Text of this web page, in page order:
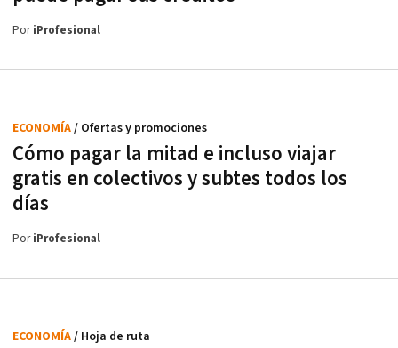
PoriProfesional
Cómo pagar la mitad e incluso viajar
gratis en colectivos y subtes todos los
días
ECONOMÍA/ Ofertas y promociones
PoriProfesional
ECONOMÍA/ Hoja de ruta